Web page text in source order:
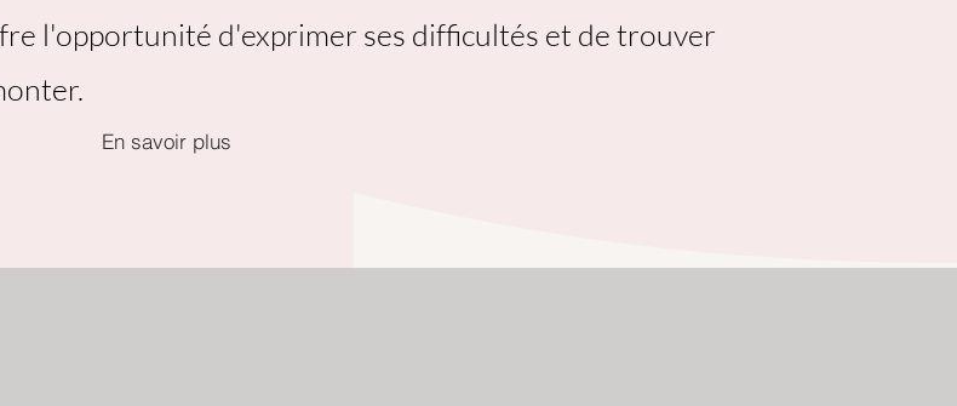
l'opportunité d'exprimer ses difficultés et de trouver
En savoir plus